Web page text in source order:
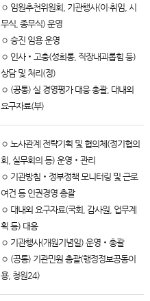
◦ 임원추천위원회, 기관행사(이·취임, 시
무식, 종무식) 운영
◦ 승진 임용 운영
◦ 인사‧고충(성희롱, 직장내괴롭힘 등)
상담 및 처리(정)
◦ (공통) 실 경영평가 대응 총괄, 대내외
요구자료(부)
◦ 노사관계 전략기획 및 협의체(정기협의
회, 실무회의 등) 운영‧관리
◦ 기관방침‧정부정책 모니터링 및 근로
여건 등 인권경영 총괄
◦ 대내외 요구자료(국회, 감사원, 업무계
획 등) 대응
◦ 기관행사(개원기념일) 운영‧총괄
◦ (공통) 기관민원 총괄(행정정보공동이
용, 청원24)